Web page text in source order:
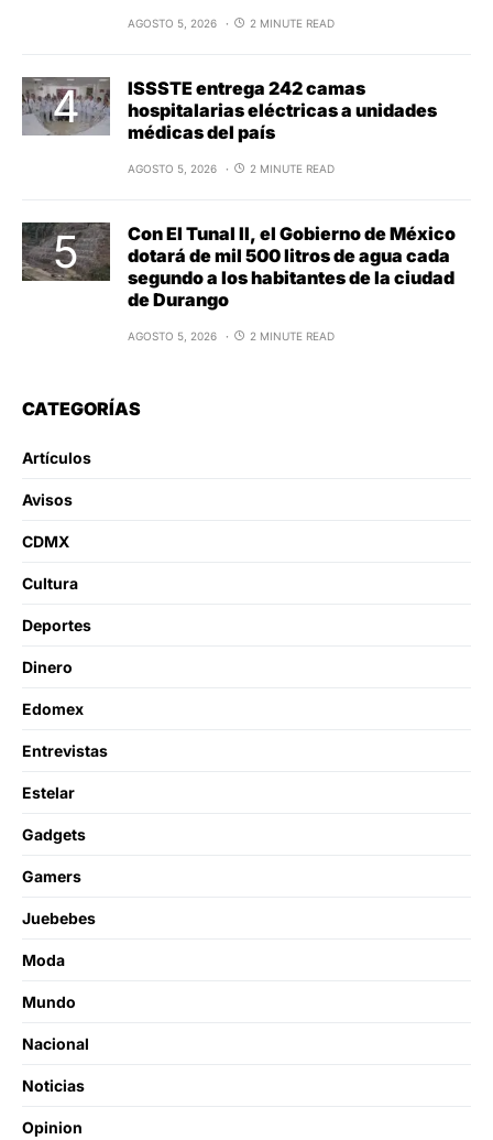
AGOSTO 5, 2026 2 MINUTE READ
ISSSTE entrega 242 camas
hospitalarias eléctricas a unidades
médicas del país
AGOSTO 5, 2026 2 MINUTE READ
Con El Tunal II, el Gobierno de México
dotará de mil 500 litros de agua cada
segundo a los habitantes de la ciudad
de Durango
AGOSTO 5, 2026 2 MINUTE READ
CATEGORÍAS
Artículos
Avisos
CDMX
Cultura
Deportes
Dinero
Edomex
Entrevistas
Estelar
Gadgets
Gamers
Juebebes
Moda
Mundo
Nacional
Noticias
Opinion